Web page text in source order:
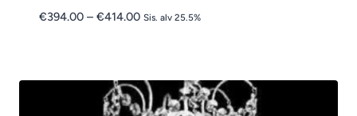
€394.00 – €414.00Hintaluokka:
Sis. alv 25.5%